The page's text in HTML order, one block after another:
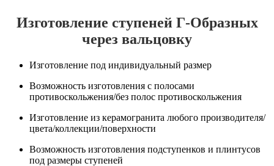
Изготовление ступеней Г-Образных
через вальцовку
Изготовление под индивидуальный размер
Возможность изготовления с полосами
противоскольжения/без полос противоскольжения
Изготовление из керамогранита любого производителя/
цвета/коллекции/поверхности
Возможность изготовления подступенков и плинтусов
под размеры ступеней